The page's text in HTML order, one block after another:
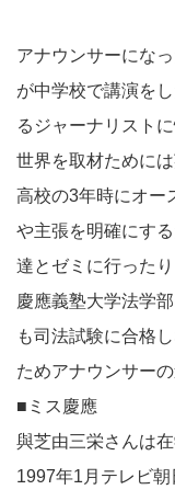
アナウンサーにな
が中学校で講演を
るジャーナリストに
世界を取材ために
高校の3年時にオー
や主張を明確にす
達とゼミに行ったり
慶應義塾大学法学
も司法試験に合格
ためアナウンサー
■ミス慶應
與芝由三栄さんは
1997年1月テレビ